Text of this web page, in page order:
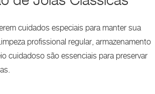
cuidados especiais para manter sua
profissional regular, armazenamento
cuidadoso são essenciais para preservar